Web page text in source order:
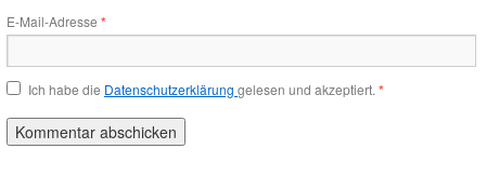
E-Mail-Adresse *
Ich habe die Datenschutzerklärung gelesen und akzeptiert. *